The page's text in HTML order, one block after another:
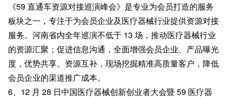
《59 直通车资源对接巡演峰会》是专业为会员打造的服务
板块之一，专注于为会员企业及医疗器械行业提供资源对接
服务。河南省内全年巡演不低于 13 场，推动医疗器械行业
的资源汇聚；促进信息沟通，全面增强会员企业、产品曝光
度，优势共享、资源互补，现场挖掘精准高质量客户，降低
会员企业的渠道推广成本。
6、12 月 28 日中国医疗器械创新创业者大会暨 59 医疗器